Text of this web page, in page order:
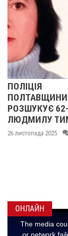
62-РІЧНУ
ТИМЧЕНКО
0
ОНЛАЙН